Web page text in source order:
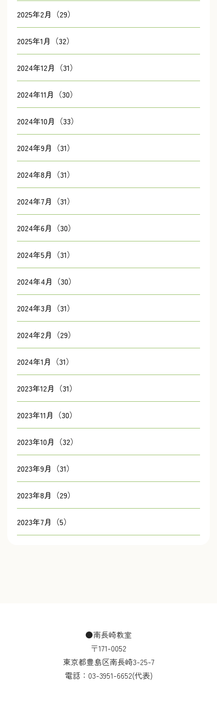
2025年2月（29）
2025年1月（32）
2024年12月（31）
2024年11月（30）
2024年10月（33）
2024年9月（31）
2024年8月（31）
2024年7月（31）
2024年6月（30）
2024年5月（31）
2024年4月（30）
2024年3月（31）
2024年2月（29）
2024年1月（31）
2023年12月（31）
2023年11月（30）
2023年10月（32）
2023年9月（31）
2023年8月（29）
2023年7月（5）
●南長崎教室
〒171-0052
東京都豊島区南長崎3-25-7
電話： 03-3951-6652(代表)